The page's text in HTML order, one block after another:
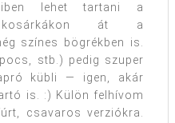
lehet tartani a
át a
színes bögrékben is.
stb.) pedig szuper
kübli — igen, akár
is. :) Külön felhívom
csavaros verziókra.